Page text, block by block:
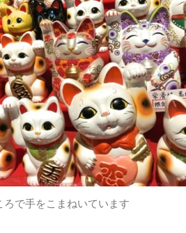
ろで手をこまねいています